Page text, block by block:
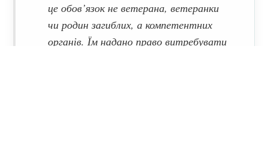
це обов’язок не ветерана, ветеранки
чи родин загиблих, а компетентних
органів. Їм надано право витребувати